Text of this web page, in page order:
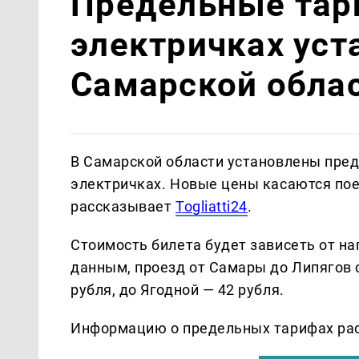
электричках
Самарской
В Самарской области установлены
электричках. Новые цены касаются
рассказываетTogliatti24.
Стоимость билета будет зависеть от
данным, проезд от Самары до Липягов
рубля, до Ягодной — 42 рубля.
Информацию о предельных тарифах